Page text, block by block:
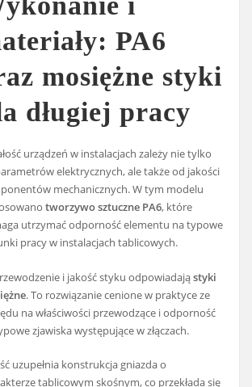
PA6
mosiężne styki
długiej pracy
urządzeń w instalacjach zależy nie tylko
elektrycznych, ale także od jakości
mechanicznych. W tym modelu
tworzywo sztuczne PA6, które
utrzymać odporność elementu na typowe
pracy w instalacjach tablicowych.
i jakość styku odpowiadająstyki
. To rozwiązanie cenione w praktyce ze
na właściwości przewodzące i odporność
zjawiska występujące w złączach.
uzupełnia konstrukcja gniazda o
tablicowym skośnym, co przekłada się